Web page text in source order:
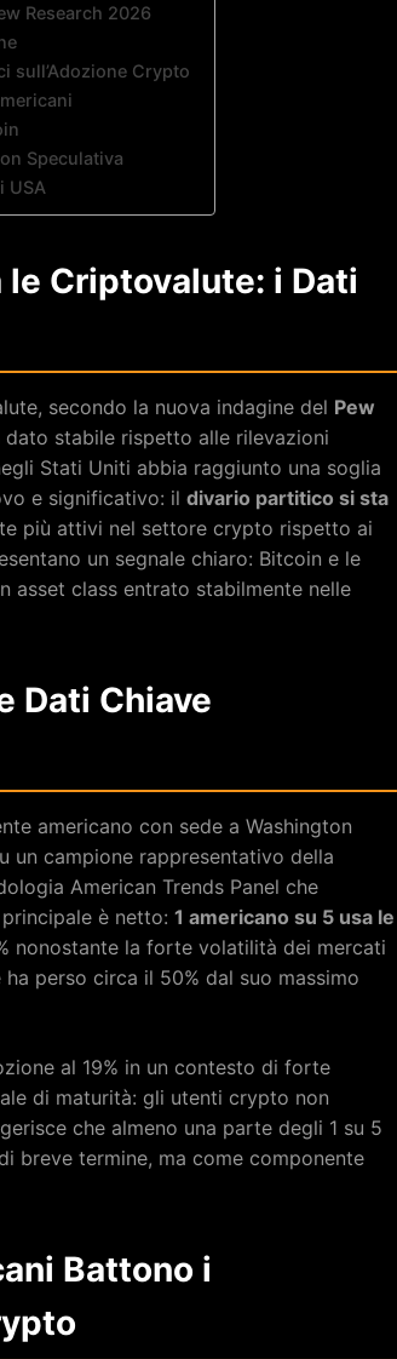
Research 2026
sull’Adozione Crypto
Speculativa
USA
le Criptovalute: i Dati
secondo la nuova indagine del Pew
stabile rispetto alle rilevazioni
Stati Uniti abbia raggiunto una soglia
e significativo: il divario partitico si sta
più attivi nel settore crypto rispetto ai
un segnale chiaro: Bitcoin e le
asset class entrato stabilmente nelle
Dati Chiave
americano con sede a Washington
un campione rappresentativo della
American Trends Panel che
è netto: 1 americano su 5 usa le
nonostante la forte volatilità dei mercati
perso circa il 50% dal suo massimo
al 19% in un contesto di forte
di maturità: gli utenti crypto non
che almeno una parte degli 1 su 5
breve termine, ma come componente
Battono i